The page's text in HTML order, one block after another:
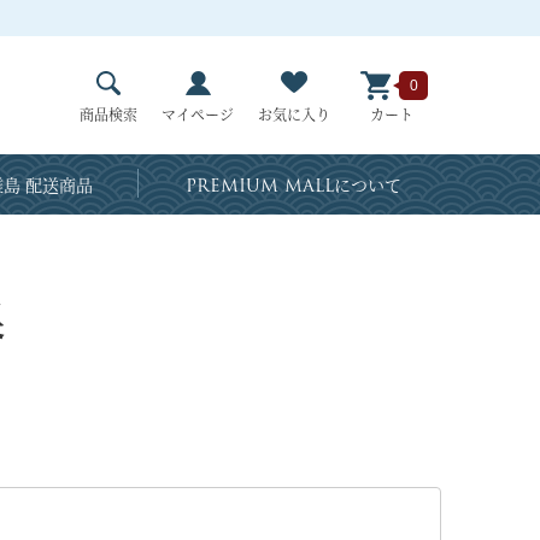
商品検索 マイページ お気に入り カート
0
配送商品 PREMIUM MALLについて